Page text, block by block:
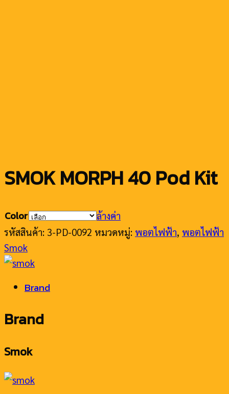
SMOK MORPH 40 Pod Kit
Color
ล้างค่า
รหัสสินค้า: 3-PD-0092 หมวดหมู่: พอตไฟฟ้า, พอตไฟฟ้า
Smok
Brand
Brand
Smok